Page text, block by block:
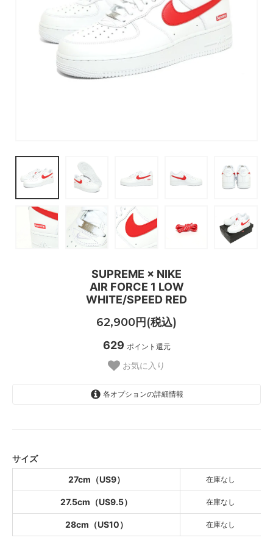
SUPREME × NIKE
AIR FORCE 1 LOW
WHITE/SPEED RED
62,900円(税込)
629 ポイント還元
お気に入り
各オプションの詳細情報
サイズ
27cm（US9）
在庫なし
27.5cm（US9.5） 在庫なし
28cm（US10） 在庫なし